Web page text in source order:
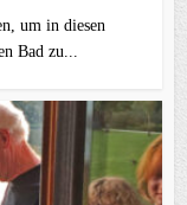
um in diesen
Bad zu...